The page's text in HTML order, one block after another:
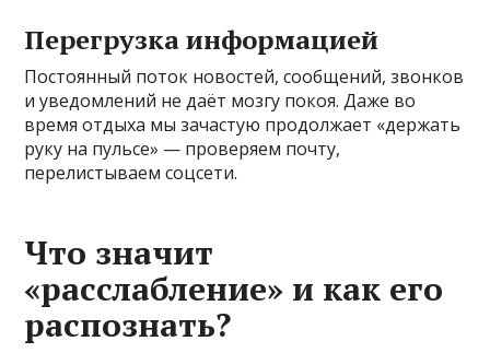
Перегрузка информацией
Постоянный поток новостей, сообщений, звонков
и уведомлений не даёт мозгу покоя. Даже во
время отдыха мы зачастую продолжает «держать
руку на пульсе» — проверяем почту,
перелистываем соцсети.
Что значит
«расслабление» и как его
распознать?